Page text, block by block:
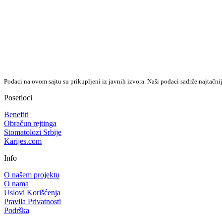
Podaci na ovom sajtu su prikupljeni iz javnih izvora. Naši podaci sadrže
Posetioci
Benefiti
Obračun rejtinga
Stomatolozi Srbije
Karijes.com
Info
O našem projektu
O nama
Uslovi Korišćenja
Pravila Privatnosti
Podrška